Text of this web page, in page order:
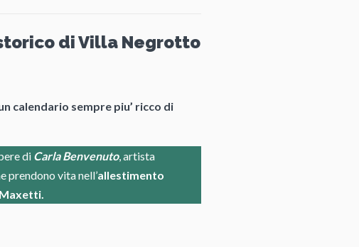
di Villa Negrotto
calendario sempre piu’ ricco di
di Carla Benvenuto, artista
prendono vita nell’allestimento